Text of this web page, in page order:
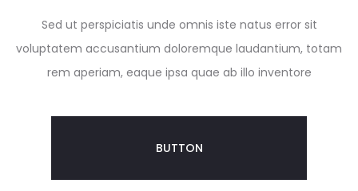
Sed ut perspiciatis unde omnis iste natus error sit
voluptatem accusantium doloremque laudantium, totam
rem aperiam, eaque ipsa quae ab illo inventore
BUTTON